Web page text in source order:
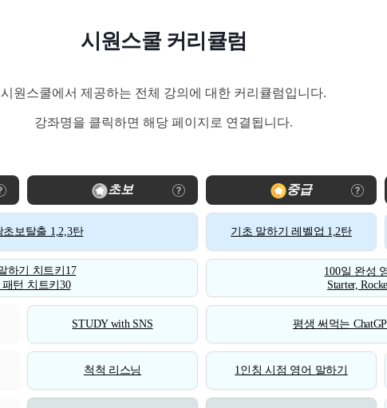
시원스쿨 커리큘럼
시원스쿨에서 제공하는 전체 강의에 대한 커리큘럼입니다.
강좌명을 클릭하면 해당 페이지로 연결됩니다.
초보 중급
초보탈출 1,2,3탄 기초 말하기 레벨업 1,2탄
하기 치트키17
패턴 치트키30
100일 완성
Starter,
STUDY with SNS 평생 써먹는
척척 리스닝 1인칭 시점 영어 말하기